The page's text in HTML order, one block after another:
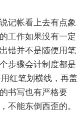
记帐看上去有点象
工作如果没有一定
错并不是随便用笔
步骤会计制度都是
红笔划横线，再盖
书写也有严格要
不能东倒西歪的。